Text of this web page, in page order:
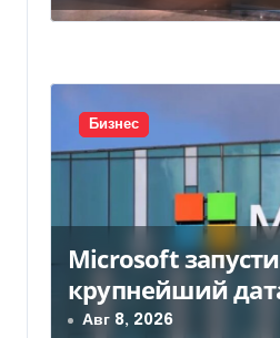
Бизнес
Microsoft
крупнейший
Индии за $20,5
Авг 8, 2026